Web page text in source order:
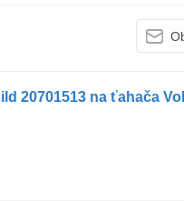
20701513 na ťahača